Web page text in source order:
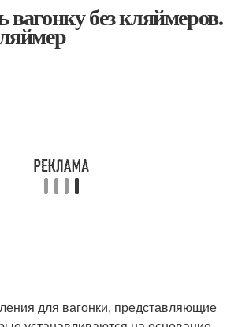
без кляймеров.
для вагонки, представляющие